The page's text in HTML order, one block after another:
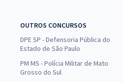
OUTROS CONCURSOS
DPE SP - Defensoria Pública do
Estado de São Paulo
PM MS - Polícia Militar de Mato
Grosso do Sul